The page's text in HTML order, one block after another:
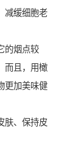
减缓细胞老
的烟点较
而且，用橄
更加美味健
肤、保持皮